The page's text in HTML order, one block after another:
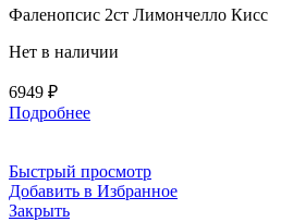
Фаленопсис 2ст Лимончелло Кисс
Нет в наличии
6949 ₽
Подробнее
Быстрый просмотр
Добавить в Избранное
Закрыть